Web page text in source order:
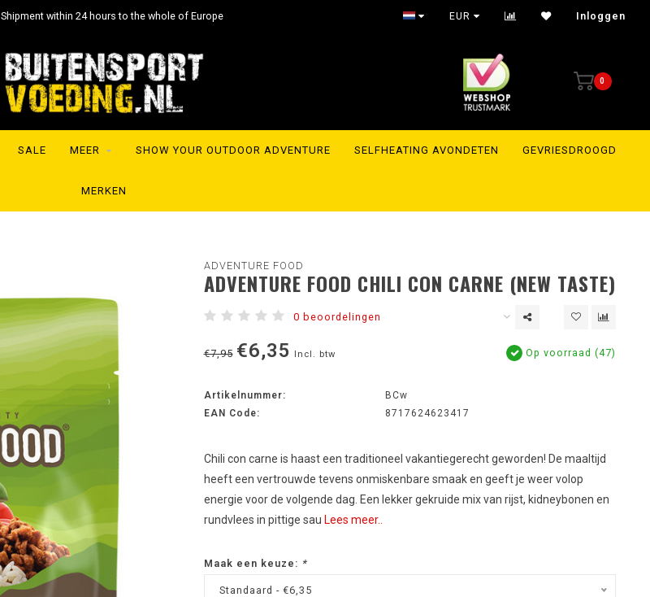
Shipment within 24 hours to the whole of Europe EUR Inloggen
0
SALE MEER SHOW YOUR OUTDOOR ADVENTURE SELFHEATING AVONDETEN GEVRIESDROOGD
MERKEN
ADVENTURE FOOD
ADVENTURE FOOD CHILI CON CARNE (NEW TASTE)
0 beoordelingen
€7,95 €6,35 Incl. btw Op voorraad (47)
Artikelnummer:
BCw
EAN Code:
8717624623417
Chili con carne is haast een traditioneel vakantiegerecht geworden! De maaltijd
heeft een vertrouwde tevens onmiskenbare smaak en geeft je weer volop
energie voor de volgende dag. Een lekker gekruide mix van rijst, kidneybonen en
rundvlees in pittige sau Lees meer..
Maak een keuze: *
Standaard - €6,35